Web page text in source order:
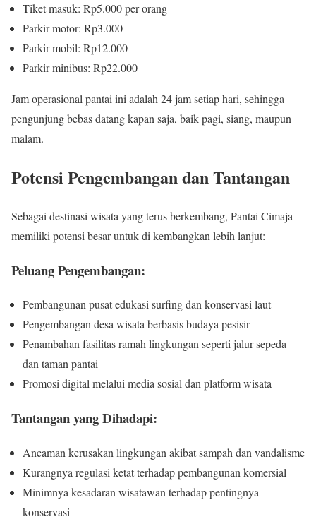
Tiket masuk: Rp5.000 per orang
Parkir motor: Rp3.000
Parkir mobil: Rp12.000
Parkir minibus: Rp22.000
Jam operasional pantai ini adalah 24 jam setiap hari, sehingga
pengunjung bebas datang kapan saja, baik pagi, siang, maupun
malam.
Potensi Pengembangan dan Tantangan
Sebagai destinasi wisata yang terus berkembang, Pantai Cimaja
memiliki potensi besar untuk di kembangkan lebih lanjut:
Peluang Pengembangan:
Pembangunan pusat edukasi surfing dan konservasi laut
Pengembangan desa wisata berbasis budaya pesisir
Penambahan fasilitas ramah lingkungan seperti jalur sepeda
dan taman pantai
Promosi digital melalui media sosial dan platform wisata
Tantangan yang Dihadapi:
Ancaman kerusakan lingkungan akibat sampah dan vandalisme
Kurangnya regulasi ketat terhadap pembangunan komersial
Minimnya kesadaran wisatawan terhadap pentingnya
konservasi